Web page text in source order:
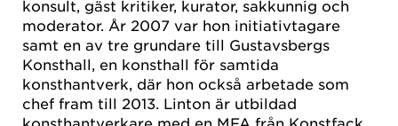
konsult, gäst kritiker, kurator, sakkunnig och
moderator. År 2007 var hon initiativtagare
samt en av tre grundare till Gustavsbergs
Konsthall, en konsthall för samtida
konsthantverk, där hon också arbetade som
chef fram till 2013. Linton är utbildad